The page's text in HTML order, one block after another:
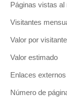
Páginas vistas al
Visitantes
Valor por visitante
Valor estimado
Enlaces externos
Número de